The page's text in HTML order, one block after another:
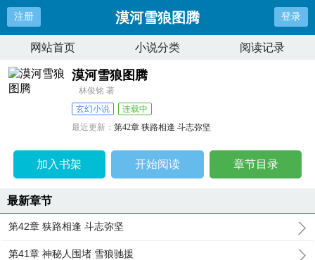
注册 漠河雪狼图腾 登录
网站首页 小说分类 阅读记录
漠河雪狼图腾
林俊铭 著
玄幻小说
连载中
最近更新：第42章 狭路相逢 斗志弥坚
加入书架 开始阅读 章节目录
最新章节
第42章 狭路相逢 斗志弥坚
第41章 神秘人围堵 雪狼驰援